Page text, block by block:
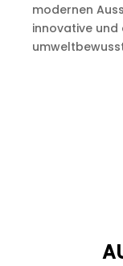
modernen
innovative